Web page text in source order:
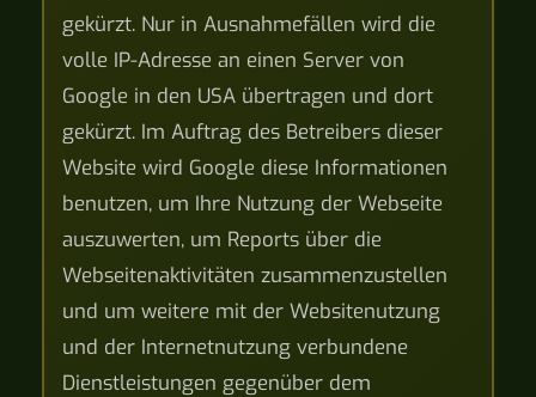
gekürzt. Nur in Ausnahmefällen wird die
volle IP-Adresse an einen Server von
Google in den USA übertragen und dort
gekürzt. Im Auftrag des Betreibers dieser
Website wird Google diese Informationen
benutzen, um Ihre Nutzung der Webseite
auszuwerten, um Reports über die
Webseitenaktivitäten zusammenzustellen
und um weitere mit der Websitenutzung
und der Internetnutzung verbundene
Dienstleistungen gegenüber dem